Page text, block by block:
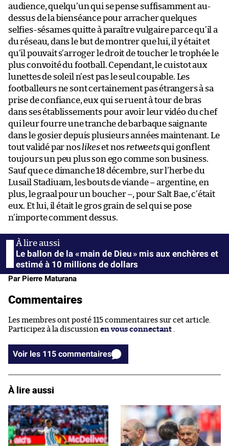
audience, quelqu’un qui se pense suffisamment au-
dessus de la bienséance pour arracher quelques
selfies-sésames quitte à paraître vulgaire parce qu’il a
du réseau, dans le but de montrer que lui, il y était et
qu’il pouvait s’arroger le droit de toucher le trophée le
plus convoité du football. Cependant, le cuistot aux
lunettes de soleil n’est pas le seul coupable. Les
footballeurs ne sont certainement pas étrangers à sa
prise de confiance, eux qui se ruent à tour de bras
dans ses établissements pour avoir leur vidéo du chef
qui leur fourre une tranche de barbaque saignante
dans le gosier depuis plusieurs années maintenant. Le
tout validé par noslikeset nos retweetsqui gonflent
toujours un peu plus son ego comme son business.
Sauf que ce dimanche 18 décembre, sur l’herbe du
Lusail Stadiuam, les bouts de viande – argentine, en
plus, le graal pour un boucher –, pour Salt Bae, c’était
eux. Et lui, il était le gros grain de sel qui se pose
n’importe comment dessus.
Le ballon de la « main de Dieu » mis aux enchères et
estimé à 10 millions de dollars
Par Pierre Maturana
Commentaires
Les membres ont posté 115 commentaires sur cet article.
Participez à la discussion en vous connectant
Voir les 115 commentaires
À lire aussi